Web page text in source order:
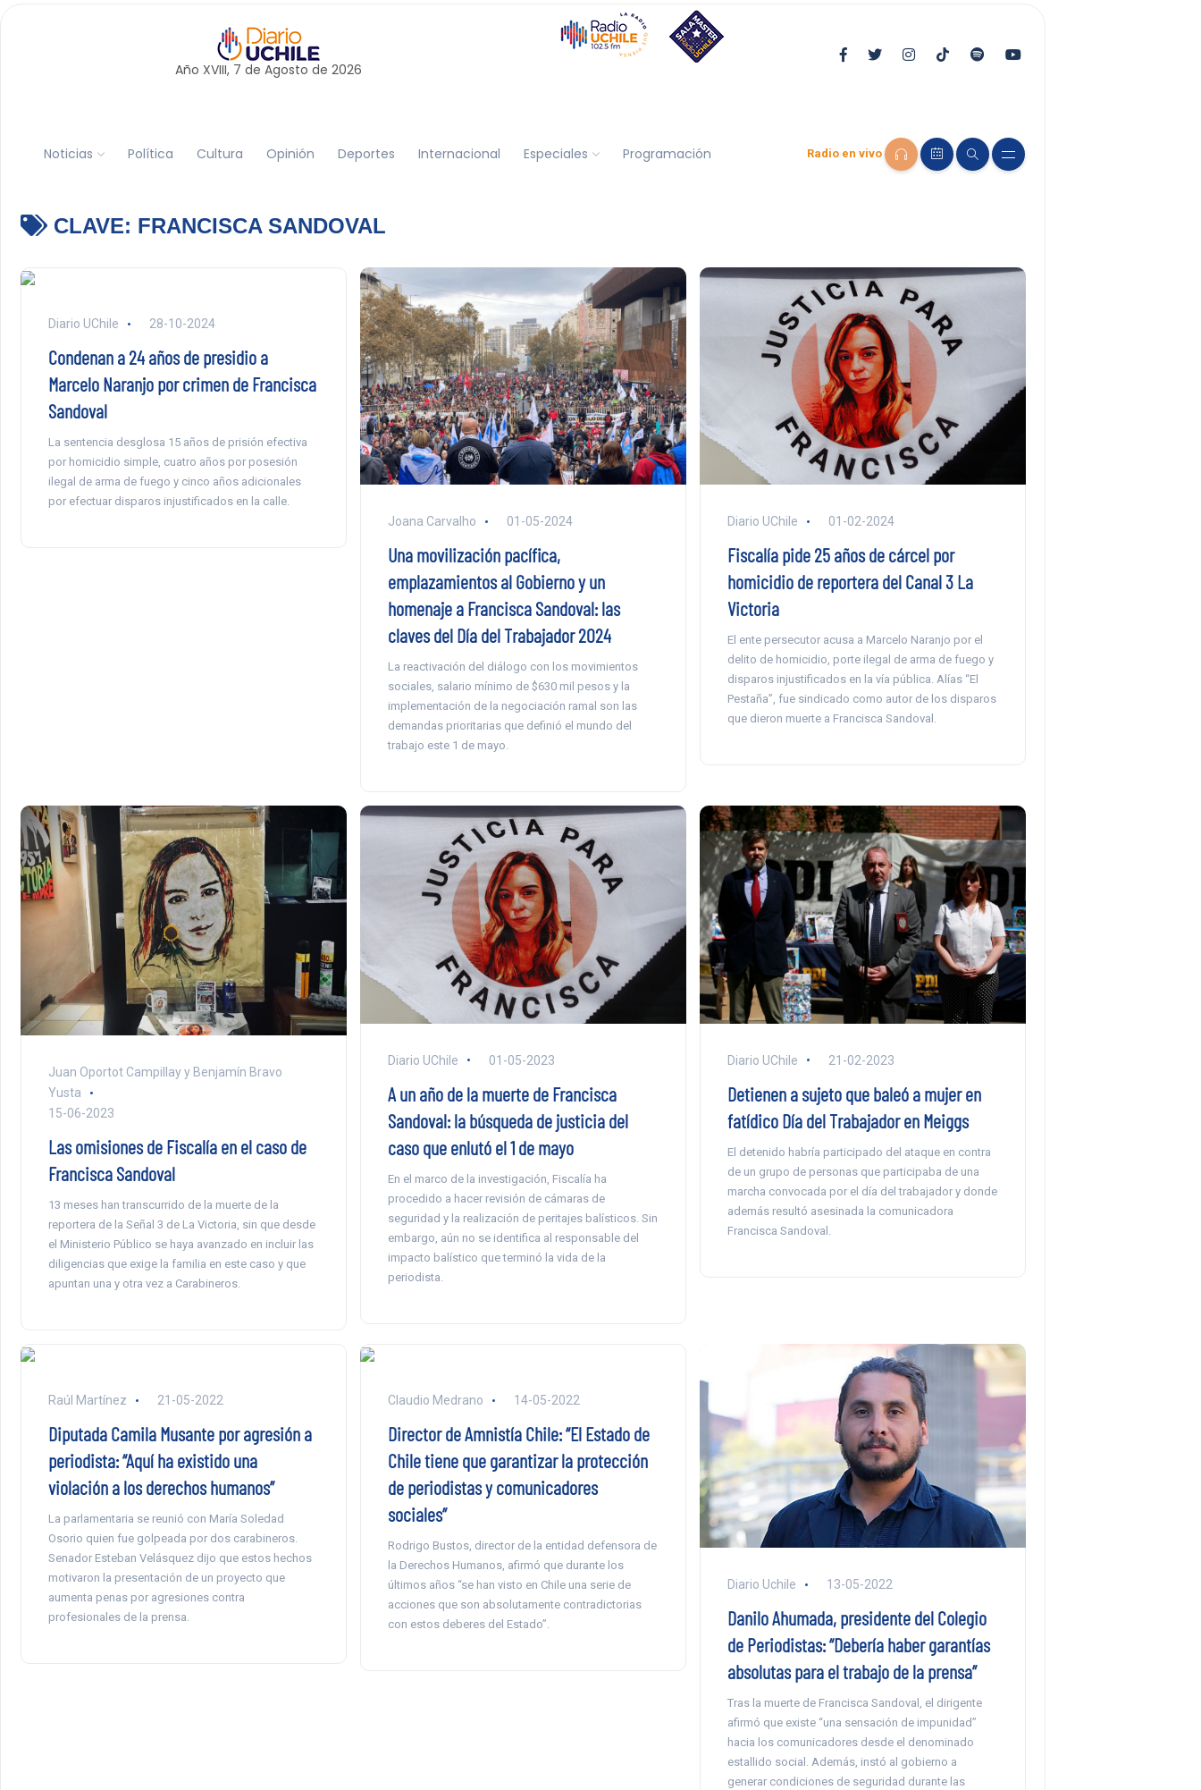
Año XVIII, 7 de Agosto de 2026
Noticias Política Cultura Opinión Deportes Internacional Especiales Programación Radio en vivo
CLAVE: FRANCISCA SANDOVAL
Diario UChile 28-10-2024
Condenan a 24 años de presidio a
Marcelo Naranjo por crimen de Francisca
Sandoval
La sentencia desglosa 15 años de prisión efectiva
por homicidio simple, cuatro años por posesión
ilegal de arma de fuego y cinco años adicionales
por efectuar disparos injustificados en la calle.
Joana Carvalho 01-05-2024
Una movilización pacífica,
emplazamientos al Gobierno y un
homenaje a Francisca Sandoval: las
claves del Día del Trabajador 2024
La reactivación del diálogo con los movimientos
sociales, salario mínimo de $630 mil pesos y la
implementación de la negociación ramal son las
demandas prioritarias que definió el mundo del
trabajo este 1 de mayo.
Diario UChile 01-02-2024
Fiscalía pide 25 años de cárcel por
homicidio de reportera del Canal 3 La
Victoria
El ente persecutor acusa a Marcelo Naranjo por el
delito de homicidio, porte ilegal de arma de fuego y
disparos injustificados en la vía pública. Alías “El
Pestaña”, fue sindicado como autor de los disparos
que dieron muerte a Francisca Sandoval.
Juan Oportot Campillay y Benjamín Bravo
Yusta
15-06-2023
Las omisiones de Fiscalía en el caso de
Francisca Sandoval
13 meses han transcurrido de la muerte de la
reportera de la Señal 3 de La Victoria, sin que desde
el Ministerio Público se haya avanzado en incluir las
diligencias que exige la familia en este caso y que
apuntan una y otra vez a Carabineros.
Diario UChile 01-05-2023
A un año de la muerte de Francisca
Sandoval: la búsqueda de justicia del
caso que enlutó el 1 de mayo
En el marco de la investigación, Fiscalía ha
procedido a hacer revisión de cámaras de
seguridad y la realización de peritajes balísticos. Sin
embargo, aún no se identifica al responsable del
impacto balístico que terminó la vida de la
periodista.
Diario UChile 21-02-2023
Detienen a sujeto que baleó a mujer en
fatídico Día del Trabajador en Meiggs
El detenido habría participado del ataque en contra
de un grupo de personas que participaba de una
marcha convocada por el día del trabajador y donde
además resultó asesinada la comunicadora
Francisca Sandoval.
Raúl Martínez 21-05-2022
Diputada Camila Musante por agresión a
periodista: “Aquí ha existido una
violación a los derechos humanos”
La parlamentaria se reunió con María Soledad
Osorio quien fue golpeada por dos carabineros.
Senador Esteban Velásquez dijo que estos hechos
motivaron la presentación de un proyecto que
aumenta penas por agresiones contra
profesionales de la prensa.
Claudio Medrano 14-05-2022
Director de Amnistía Chile: “El Estado de
Chile tiene que garantizar la protección
de periodistas y comunicadores
sociales”
Rodrigo Bustos, director de la entidad defensora de
la Derechos Humanos, afirmó que durante los
últimos años “se han visto en Chile una serie de
acciones que son absolutamente contradictorias
con estos deberes del Estado”.
Diario Uchile 13-05-2022
Danilo Ahumada, presidente del Colegio
de Periodistas: “Debería haber garantías
absolutas para el trabajo de la prensa”
Tras la muerte de Francisca Sandoval, el dirigente
afirmó que existe “una sensación de impunidad”
hacia los comunicadores desde el denominado
estallido social. Además, instó al gobierno a
generar condiciones de seguridad durante las